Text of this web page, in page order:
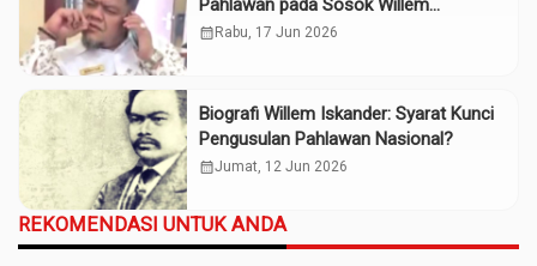
Pahlawan pada Sosok Willem
Iskander?
calendar_month Rabu, 17 Jun 2026
Biografi Willem Iskander: Syarat Kunci
Pengusulan Pahlawan Nasional?
calendar_monthJumat, 12 Jun 2026
REKOMENDASI UNTUK ANDA